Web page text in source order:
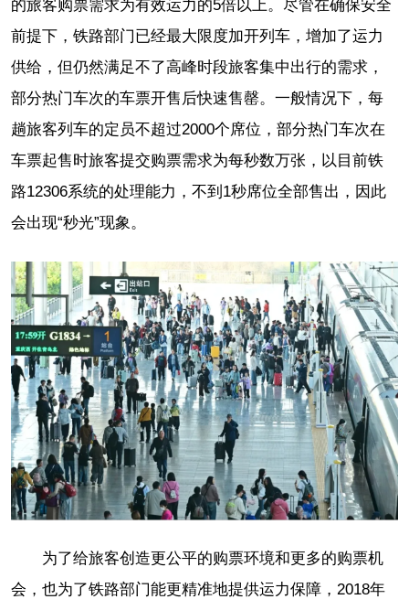
的旅客购票需求为有效运力的5倍以上。尽管在确保安全
前提下，铁路部门已经最大限度加开列车，增加了运力
供给，但仍然满足不了高峰时段旅客集中出行的需求，
部分热门车次的车票开售后快速售罄。一般情况下，每
趟旅客列车的定员不超过2000个席位，部分热门车次在
车票起售时旅客提交购票需求为每秒数万张，以目前铁
路12306系统的处理能力，不到1秒席位全部售出，因此
会出现“秒光”现象。
为了给旅客创造更公平的购票环境和更多的购票机
会，也为了铁路部门能更精准地提供运力保障，2018年